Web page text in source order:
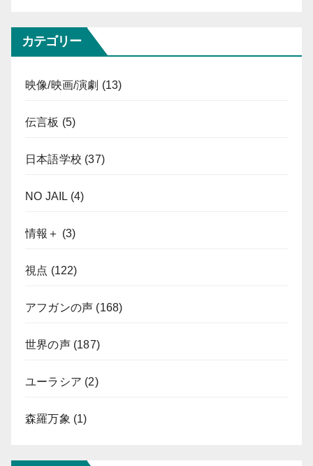
カテゴリー
映像/映画/演劇 (13)
伝言板 (5)
日本語学校 (37)
NO JAIL (4)
情報＋ (3)
視点 (122)
アフガンの声 (168)
世界の声(187)
ユーラシア (2)
森羅万象 (1)